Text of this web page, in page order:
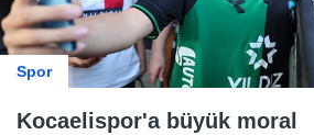
Spor
Kocaelispor'a büyük moral